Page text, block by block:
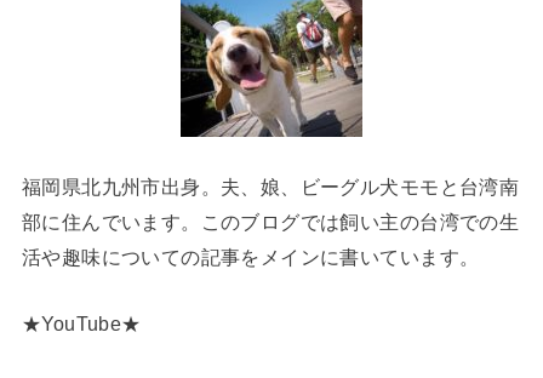
福岡県北九州市出身。夫、娘、ビーグル犬モモと台湾南
部に住んでいます。このブログでは飼い主の台湾での生
活や趣味についての記事をメインに書いています。
★YouTube★